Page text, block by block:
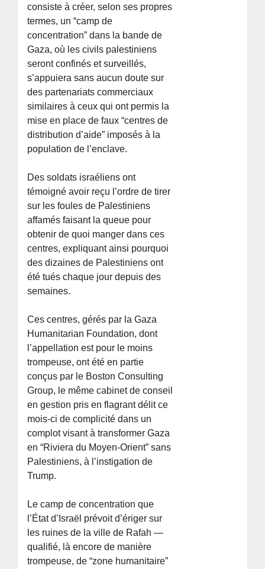
consiste à créer, selon ses propres
termes, un “camp de
concentration” dans la bande de
Gaza, où les civils palestiniens
seront confinés et surveillés,
s’appuiera sans aucun doute sur
des partenariats commerciaux
similaires à ceux qui ont permis la
mise en place de faux “centres de
distribution d’aide” imposés à la
population de l’enclave.
Des soldats israéliens ont
témoigné avoir reçu l’ordre de tirer
sur les foules de Palestiniens
affamés faisant la queue pour
obtenir de quoi manger dans ces
centres, expliquant ainsi pourquoi
des dizaines de Palestiniens ont
été tués chaque jour depuis des
semaines.
Ces centres, gérés par la Gaza
Humanitarian Foundation, dont
l’appellation est pour le moins
trompeuse, ont été en partie
conçus par le Boston Consulting
Group, le même cabinet de conseil
en gestion pris en flagrant délit ce
mois-ci de complicité dans un
complot visant à transformer Gaza
en “Riviera du Moyen-Orient” sans
Palestiniens, à l’instigation de
Trump.
Le camp de concentration que
l’État d’Israël prévoit d’ériger sur
les ruines de la ville de Rafah —
qualifié, là encore de manière
trompeuse, de “zone humanitaire”